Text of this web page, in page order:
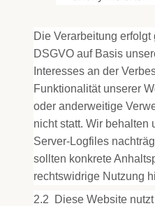
Die Verarbeitung erfolgt
DSGVO auf Basis
Interesses an der
Funktionalität unserer
oder anderweitige
nicht statt. Wir behalten
Server-Logfiles
sollten konkrete
rechtswidrige Nutzung
2.2
Diese Website